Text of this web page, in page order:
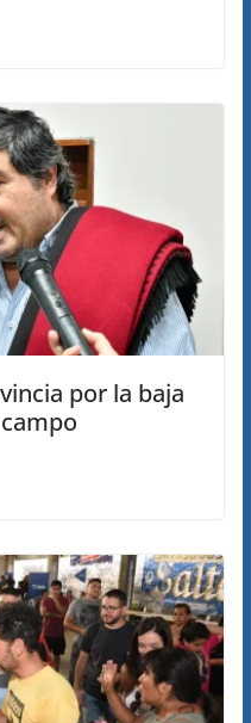
por la baja